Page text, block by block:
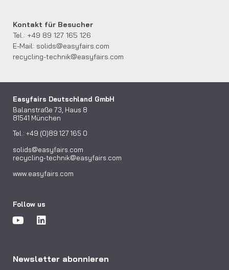
Kontakt für Besucher
Tel.: +49 89 127 165 126
E-Mail: solids@easyfairs.com
recycling-technik@easyfairs.com
Easyfairs Deutschland GmbH
Balanstraße 73, Haus 8
81541 München
Tel.: +49 (0)89 127 165 0
solids@easyfairs.com
recycling-technik@easyfairs.com
www.easyfairs.com
Follow us
Newsletter abonnieren